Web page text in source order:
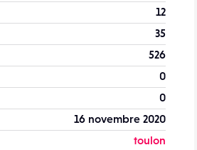
12
35
526
0
0
16 novembre 2020
toulon